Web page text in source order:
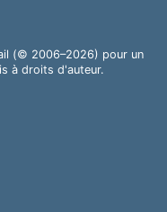
(© 2006–2026) pour un
à droits d'auteur.